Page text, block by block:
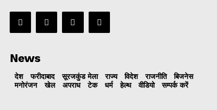
News
देश फरीदाबाद सूरजकुंड मेला राज्‍य विदेश राजनीति
बिजनेस
मनोरंजन
खेल अपराध टेक धर्म हेल्थ वीडियो सम्पर्क करें